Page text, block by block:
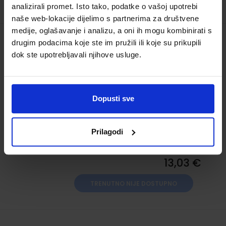
analizirali promet. Isto tako, podatke o vašoj upotrebi
naše web-lokacije dijelimo s partnerima za društvene
medije, oglašavanje i analizu, a oni ih mogu kombinirati s
drugim podacima koje ste im pružili ili koje su prikupili
dok ste upotrebljavali njihove usluge.
Dopusti sve
Prilagodi
ADOSPHERE 3; udžbenik za francuski
jezik, 7. i 8. razred osnovne škole, 4. i 5.
godina učenja, 2. strani jezik
Fabienne Gallon Katia Grau
Ctherine Macquart-Martin
PROFIL KLETT d.o.o.
13,03 €